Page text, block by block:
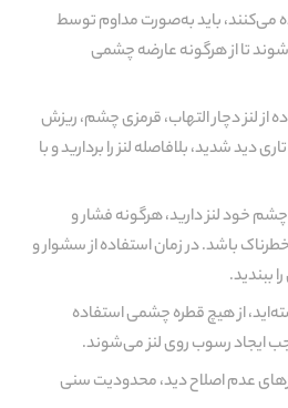
می‌کنند، باید به‌صورت مداوم توسط
تا از هرگونه عارضه چشمی
از لنز دچار التهاب، قرمزی چشم، ریزش
شدید، بلافاصله لنز را بردارید و با
خود لنز دارید، هرگونه فشار و
باشد. در زمان استفاده از سشوار و
ببندید.
از هیچ قطره چشمی استفاده
ایجاد رسوب روی لنز می‌شوند.
عدم اصلاح دید، محدودیت سنی